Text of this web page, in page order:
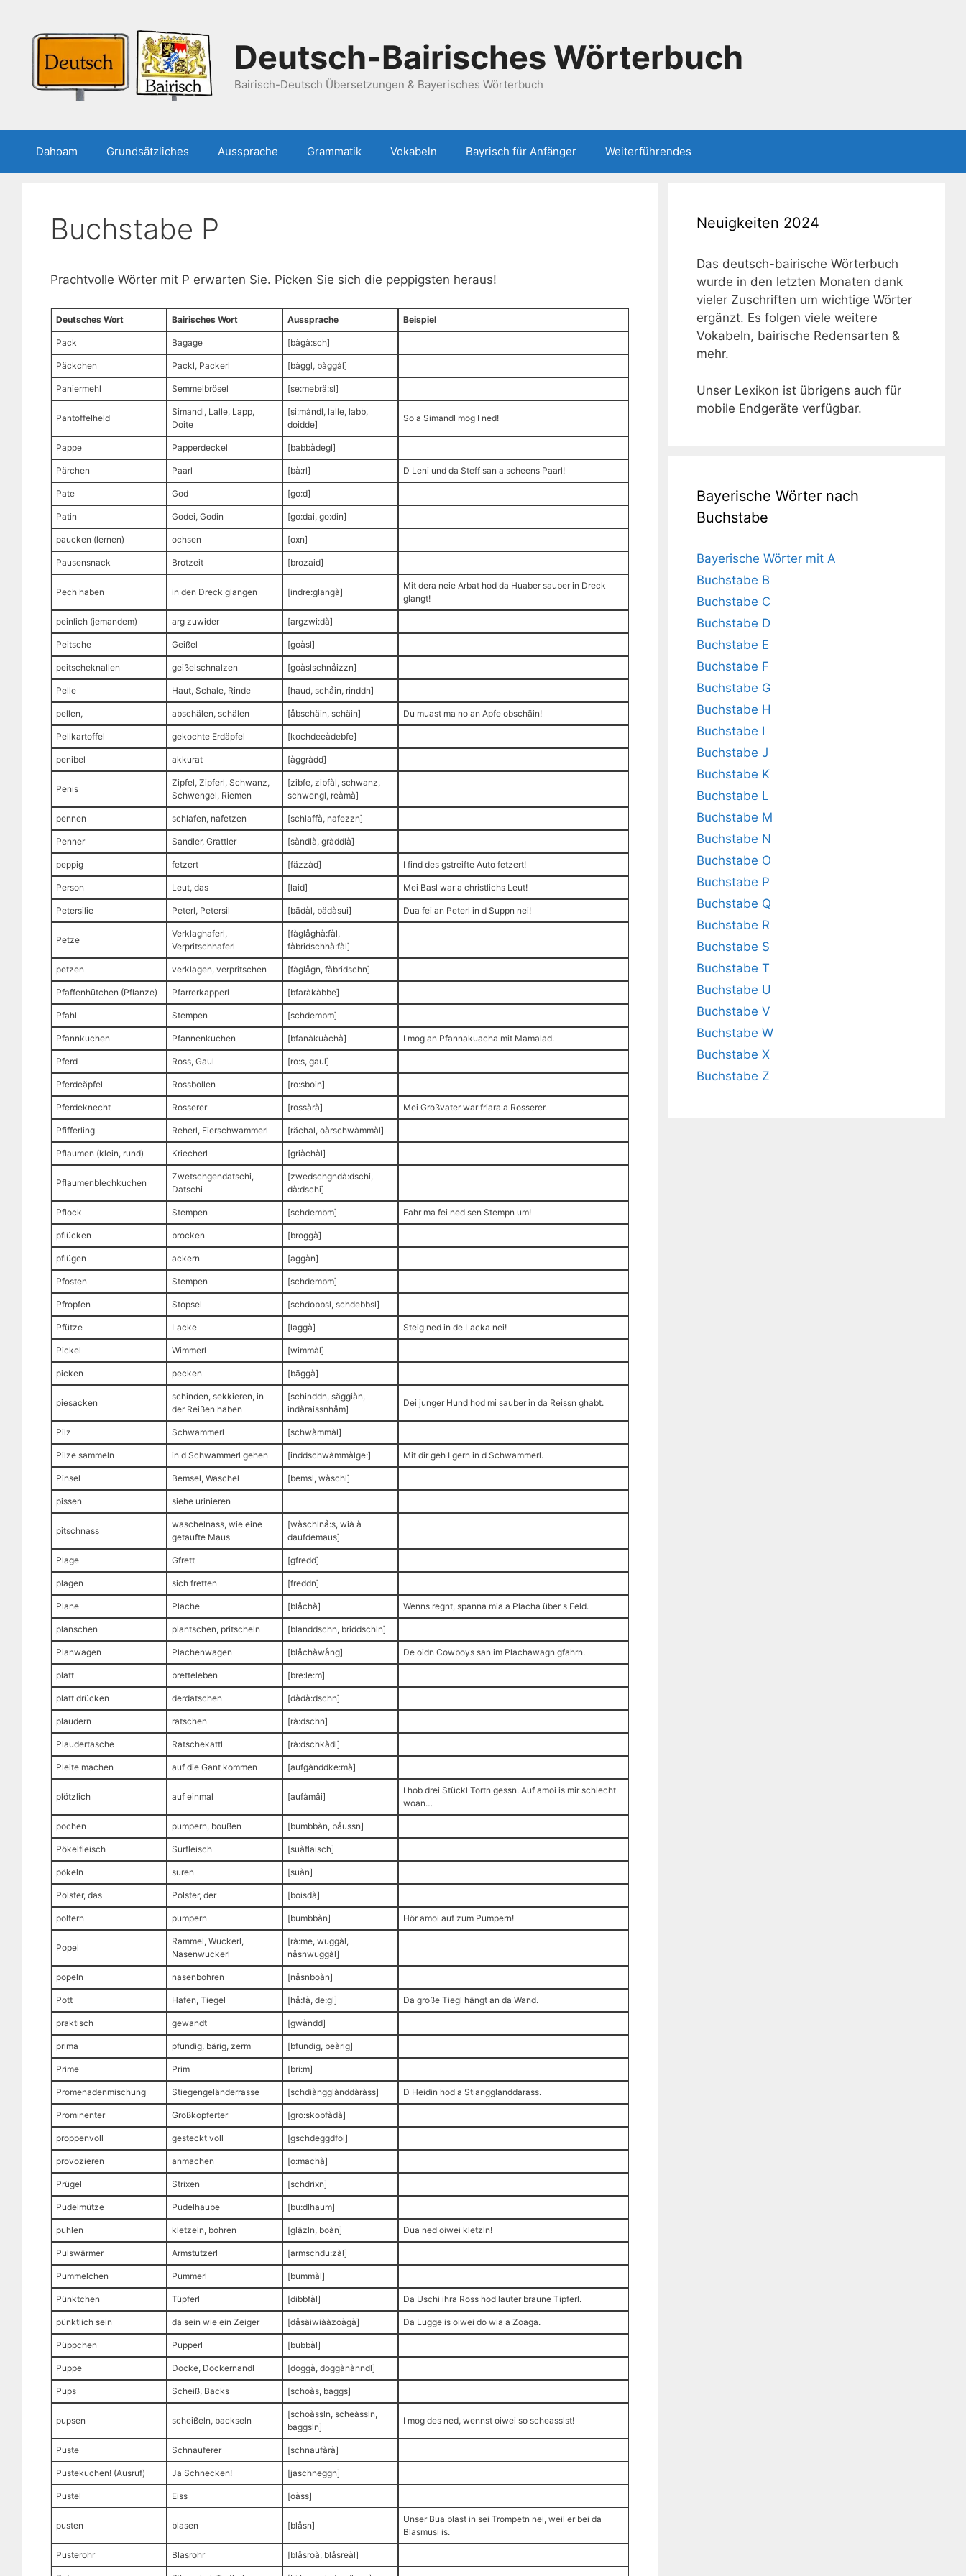
springen
Deutsch-Bairisches Wörterbuch
Bairisch-Deutsch Übersetzungen & Bayerisches Wörterbuch
Dahoam Grundsätzliches Aussprache Grammatik Vokabeln Bayrisch für Anfänger Weiterführendes
Buchstabe P
Prachtvolle Wörter mit P erwarten Sie. Picken Sie sich die peppigsten heraus!
Deutsches Wort Bairisches Wort Aussprache Beispiel
Pack Bagage [bàgà:sch]
Päckchen Packl, Packerl [bàggl, bàggàl]
Paniermehl Semmelbrösel [se:mebrä:sl]
Pantoffelheld
Simandl, Lalle, Lapp,
Doite
[si:màndl, lalle, labb,
doidde]
So a Simandl mog I ned!
Pappe Papperdeckel [babbàdegl]
Pärchen Paarl [bà:rl] D Leni und da Steff san a scheens Paarl!
Pate God [go:d]
Patin Godei, Godin [go:dai, go:din]
paucken (lernen) ochsen [oxn]
Pausensnack Brotzeit [brozaid]
Pech haben in den Dreck glangen [indre:glangà]
Mit dera neie Arbat hod da Huaber sauber in Dreck
glangt!
peinlich (jemandem) arg zuwider [argzwi:dà]
Peitsche Geißel [goàsl]
peitscheknallen geißelschnalzen [goàslschnåizzn]
Pelle Haut, Schale, Rinde [haud, schåin, rinddn]
pellen, abschälen, schälen [åbschäin, schäin] Du muast ma no an Apfe obschäin!
Pellkartoffel gekochte Erdäpfel [kochdeeàdebfe]
penibel akkurat [àggràdd]
Penis
Zipfel, Zipferl, Schwanz,
Schwengel, Riemen
[zibfe, zibfàl, schwanz,
schwengl, reàmà]
pennen schlafen, nafetzen [schlaffà, nafezzn]
Penner Sandler, Grattler [sàndlà, gràddlà]
peppig fetzert [fäzzàd] I find des gstreifte Auto fetzert!
Person Leut, das [laid] Mei Basl war a christlichs Leut!
Petersilie Peterl, Petersil [bädàl, bädàsui] Dua fei an Peterl in d Suppn nei!
Petze
Verklaghaferl,
Verpritschhaferl
[fàglåghà:fàl,
fàbridschhà:fàl]
petzen verklagen, verpritschen [fàglågn, fàbridschn]
Pfaffenhütchen (Pflanze) Pfarrerkapperl [bfaràkàbbe]
Pfahl Stempen [schdembm]
Pfannkuchen Pfannenkuchen [bfanàkuàchà] I mog an Pfannakuacha mit Mamalad.
Pferd Ross, Gaul [ro:s, gaul]
Pferdeäpfel Rossbollen [ro:sboin]
Pferdeknecht Rosserer [rossàrà] Mei Großvater war friara a Rosserer.
Pfifferling Reherl, Eierschwammerl [rächal, oàrschwàmmàl]
Pflaumen (klein, rund) Kriecherl [griàchàl]
Pflaumenblechkuchen
Zwetschgendatschi,
Datschi
[zwedschgndà:dschi,
dà:dschi]
Pflock Stempen [schdembm] Fahr ma fei ned sen Stempn um!
pflücken brocken [broggà]
pflügen ackern [aggàn]
Pfosten Stempen [schdembm]
Pfropfen Stopsel [schdobbsl, schdebbsl]
Pfütze Lacke [laggà] Steig ned in de Lacka nei!
Pickel Wimmerl [wimmàl]
picken pecken [bäggà]
piesacken
schinden, sekkieren, in
der Reißen haben
[schinddn, säggiàn,
indàraissnhåm]
Dei junger Hund hod mi sauber in da Reissn ghabt.
Pilz Schwammerl [schwàmmàl]
Pilze sammeln in d Schwammerl gehen [inddschwàmmàlge:] Mit dir geh I gern in d Schwammerl.
Pinsel Bemsel, Waschel [bemsl, wàschl]
pissen siehe urinieren
pitschnass
waschelnass, wie eine
getaufte Maus
[wàschlnå:s, wià à
daufdemaus]
Plage Gfrett [gfredd]
plagen sich fretten [freddn]
Plane Plache [blåchà] Wenns regnt, spanna mia a Placha über s Feld.
planschen plantschen, pritscheln [blanddschn, briddschln]
Planwagen Plachenwagen [blåchàwång] De oidn Cowboys san im Plachawagn gfahrn.
platt bretteleben [bre:le:m]
platt drücken derdatschen [dàdà:dschn]
plaudern ratschen [rà:dschn]
Plaudertasche Ratschekattl [rà:dschkàdl]
Pleite machen auf die Gant kommen [aufgànddke:mà]
plötzlich auf einmal [aufàmåi]
I hob drei Stückl Tortn gessn. Auf amoi is mir schlecht
woan…
pochen pumpern, boußen [bumbbàn, båussn]
Pökelfleisch Surfleisch [suàflaisch]
pökeln suren [suàn]
Polster, das Polster, der [boisdà]
poltern pumpern [bumbbàn] Hör amoi auf zum Pumpern!
Popel
Rammel, Wuckerl,
Nasenwuckerl
[rà:me, wuggàl,
nåsnwuggàl]
popeln nasenbohren [nåsnboàn]
Pott Hafen, Tiegel [hå:fà, de:gl] Da große Tiegl hängt an da Wand.
praktisch gewandt [gwàndd]
prima pfundig, bärig, zerm [bfundig, beàrig]
Prime Prim [bri:m]
Promenadenmischung Stiegengeländerrasse [schdiàngglànddàràss] D Heidin hod a Stiangglanddarass.
Prominenter Großkopferter [gro:skobfàdà]
proppenvoll gesteckt voll [gschdeggdfoi]
provozieren anmachen [o:machà]
Prügel Strixen [schdrixn]
Pudelmütze Pudelhaube [bu:dlhaum]
puhlen kletzeln, bohren [gläzln, boàn] Dua ned oiwei kletzln!
Pulswärmer Armstutzerl [armschdu:zàl]
Pummelchen Pummerl [bummàl]
Pünktchen Tüpferl [dibbfàl] Da Uschi ihra Ross hod lauter braune Tipferl.
pünktlich sein da sein wie ein Zeiger [dåsäiwiààzoàgà] Da Lugge is oiwei do wia a Zoaga.
Püppchen Pupperl [bubbàl]
Puppe Docke, Dockernandl [doggà, doggànànndl]
Pups Scheiß, Backs [schoàs, baggs]
pupsen scheißeln, backseln
[schoàssln, scheàssln,
baggsln]
I mog des ned, wennst oiwei so scheasslst!
Puste Schnauferer [schnaufàrà]
Pustekuchen! (Ausruf) Ja Schnecken! [jaschneggn]
Pustel Eiss [oàss]
pusten blasen [blåsn]
Unser Bua blast in sei Trompetn nei, weil er bei da
Blasmusi is.
Pusterohr Blasrohr [blåsroà, blåsreàl]
Neuigkeiten 2024
Das deutsch-bairische Wörterbuch
wurde in den letzten Monaten dank
vieler Zuschriften um wichtige Wörter
ergänzt. Es folgen viele weitere
Vokabeln, bairische Redensarten &
mehr.
Unser Lexikon ist übrigens auch für
mobile Endgeräte verfügbar.
Bayerische Wörter nach
Buchstabe
Bayerische Wörter mit A
Buchstabe B
Buchstabe C
Buchstabe D
Buchstabe E
Buchstabe F
Buchstabe G
Buchstabe H
Buchstabe I
Buchstabe J
Buchstabe K
Buchstabe L
Buchstabe M
Buchstabe N
Buchstabe O
Buchstabe P
Buchstabe Q
Buchstabe R
Buchstabe S
Buchstabe T
Buchstabe U
Buchstabe V
Buchstabe W
Buchstabe X
Buchstabe Z